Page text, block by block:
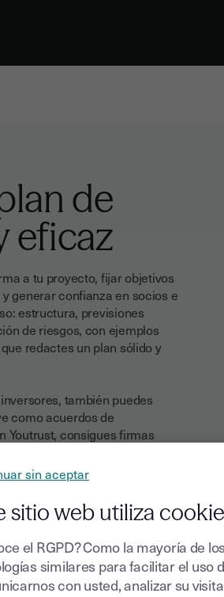
de
eficaz
a tu proyecto, fijar objetivos
generar confianza en socios e
estructura, previsiones
de riesgos, con ejemplos
redactes un plan sólido y
también puedes
como acuerdos de
Youtrust, consigues firmas
los procesos y
el inicio.
sin aceptar
sitio web utiliza
el RGPD? Como la mayoría de
similares para facilitar el uso
con usted, analizar su